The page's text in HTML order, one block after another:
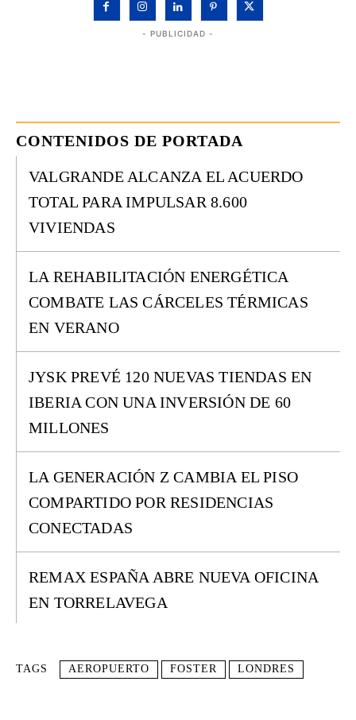
- PUBLICIDAD -
CONTENIDOS DE PORTADA
VALGRANDE ALCANZA EL ACUERDO
TOTAL PARA IMPULSAR 8.600
VIVIENDAS
LA REHABILITACIÓN ENERGÉTICA
COMBATE LAS CÁRCELES TÉRMICAS
EN VERANO
JYSK PREVÉ 120 NUEVAS TIENDAS EN
IBERIA CON UNA INVERSIÓN DE 60
MILLONES
LA GENERACIÓN Z CAMBIA EL PISO
COMPARTIDO POR RESIDENCIAS
CONECTADAS
REMAX ESPAÑA ABRE NUEVA OFICINA
EN TORRELAVEGA
TAGS AEROPUERTO FOSTER LONDRES